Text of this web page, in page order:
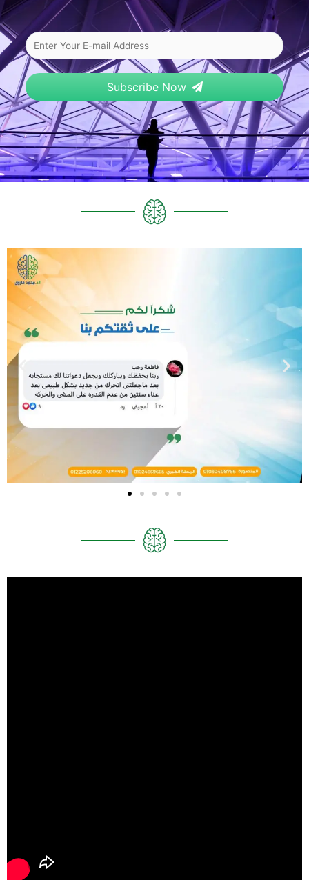
Subscribe Now